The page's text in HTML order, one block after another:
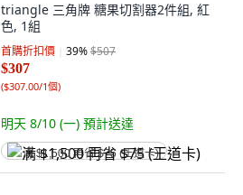
triangle 三角牌 糖果切割器2件組, 紅
色, 1組
首購折扣價 39%$507
$307
($307.00/1個)
明天 8/10 (一) 預計送達
满 $1,500 再省 $75 (王道卡)